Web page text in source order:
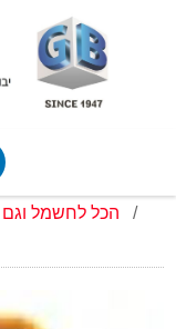
הכל לחשמל וגם
/